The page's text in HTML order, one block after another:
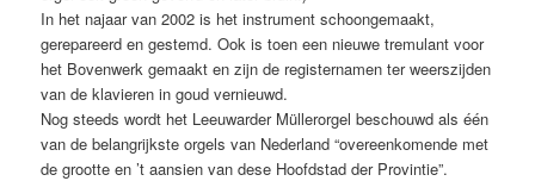
In het najaar van 2002 is het instrument schoongemaakt,
gerepareerd en gestemd. Ook is toen een nieuwe tremulant voor
het Bovenwerk gemaakt en zijn de registernamen ter weerszijden
van de klavieren in goud vernieuwd.
Nog steeds wordt het Leeuwarder Müllerorgel beschouwd als één
van de belangrijkste orgels van Nederland “overeenkomende met
de grootte en ’t aansien van dese Hoofdstad der Provintie”.